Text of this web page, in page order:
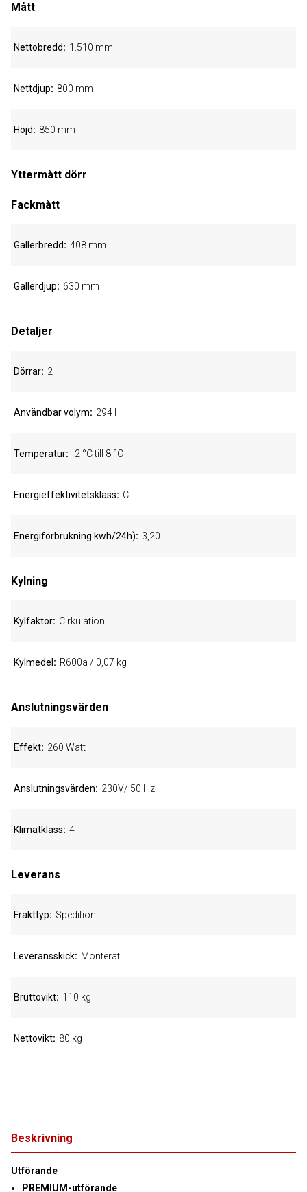
Beskrivning
Utförande
PREMIUM-utförande
Mått
Nettobredd 1.510 mm
Nettdjup 800 mm
Höjd 850 mm
Yttermått dörr
Fackmått
Gallerbredd 408 mm
Gallerdjup 630 mm
Detaljer
Dörrar 2
Användbar volym 294 l
Temperatur -2 °C till 8 °C
Energieffektivitetsklass C
Energiförbrukning kwh/24h) 3,20
Kylning
Kylfaktor Cirkulation
Kylmedel R600a / 0,07 kg
Anslutningsvärden
Effekt 260 Watt
Anslutningsvärden 230V/ 50 Hz
Klimatklass 4
Leverans
Frakttyp Spedition
Leveransskick Monterat
Bruttovikt 110 kg
Nettovikt 80 kg